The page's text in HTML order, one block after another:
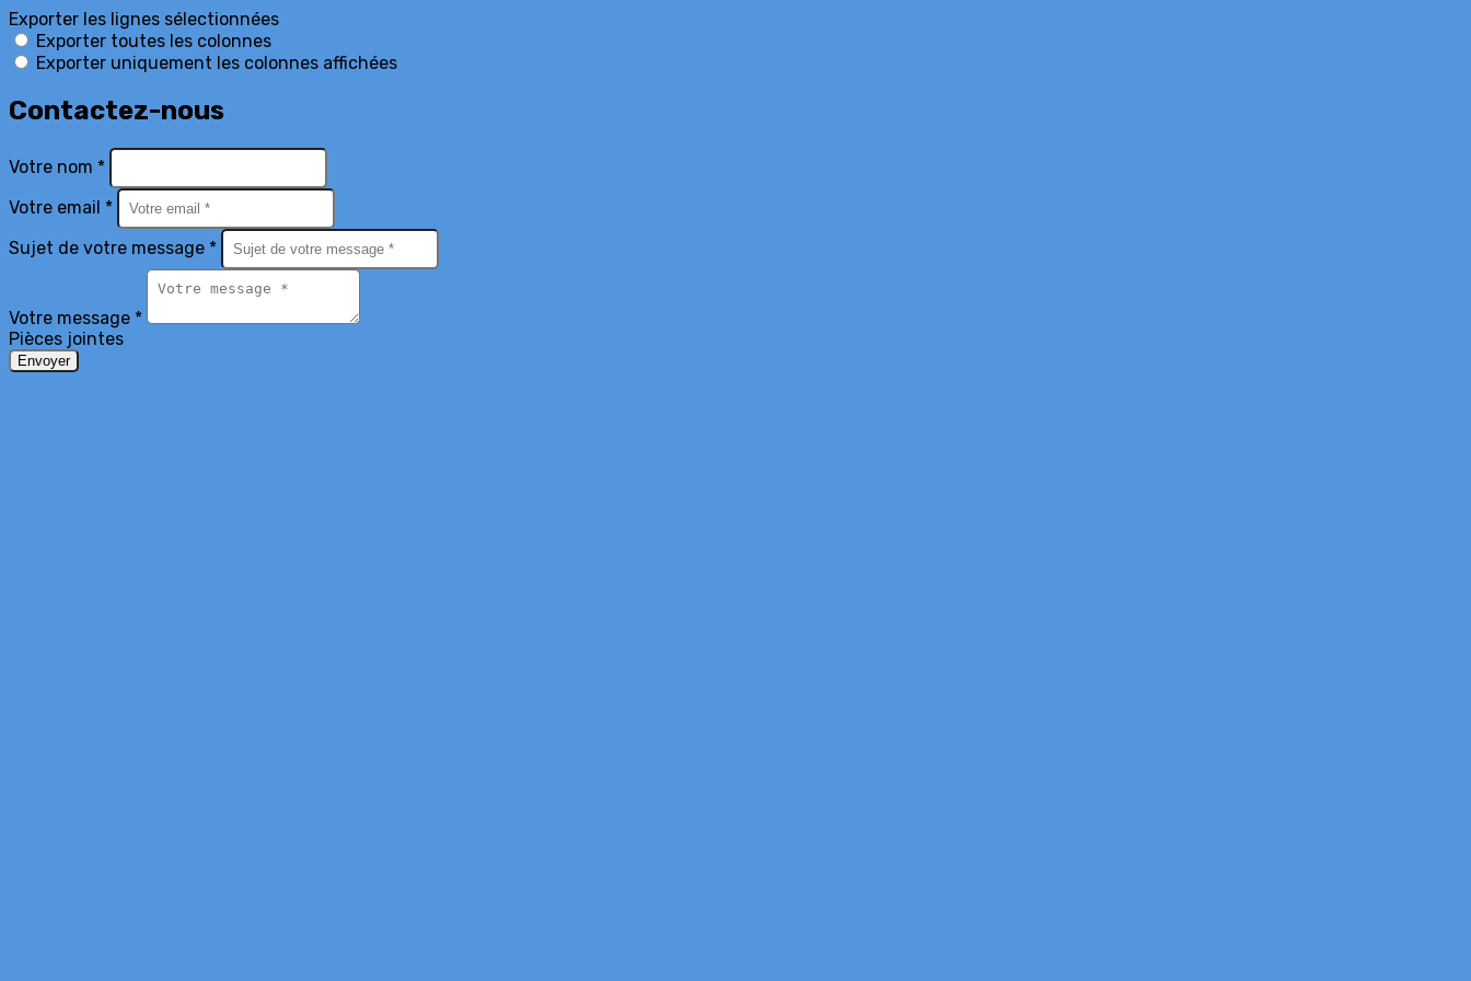
Exporter les lignes sélectionnées
Exporter toutes les colonnes
Exporter uniquement les colonnes affichées
Contactez-nous
Votre nom *
Votre email *
Sujet de votre message *
Votre message *
Pièces jointes
Envoyer